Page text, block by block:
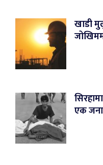
खाडी
एक